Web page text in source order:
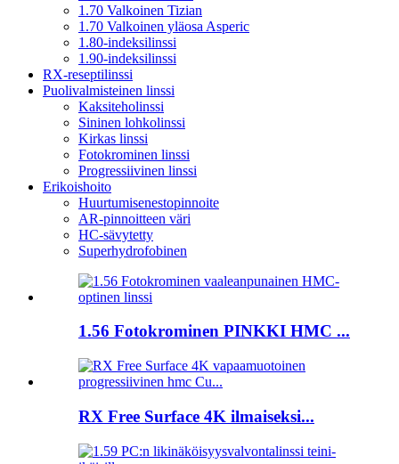
1.70 Valkoinen Tizian
1.70 Valkoinen yläosa Asperic
1.80-indeksilinssi
1.90-indeksilinssi
RX-reseptilinssi
Puolivalmisteinen linssi
Kaksiteholinssi
Sininen lohkolinssi
Kirkas linssi
Fotokrominen linssi
Progressiivinen linssi
Erikoishoito
Huurtumisenestopinnoite
AR-pinnoitteen väri
HC-sävytetty
Superhydrofobinen
1.56 Fotokrominen PINKKI HMC ...
RX Free Surface 4K ilmaiseksi...